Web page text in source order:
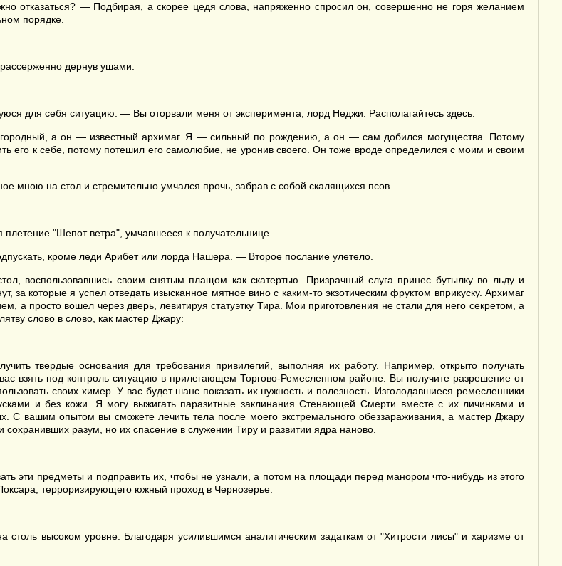
отказаться? — Подбирая, а скорее цедя слова, напряженно спросил он, совершенно не горя желанием
порядке.
дернув ушами.
для себя ситуацию. — Вы оторвали меня от эксперимента, лорд Неджи. Располагайтесь здесь.
а он — известный архимаг. Я — сильный по рождению, а он — сам добился могущества. Потому
его к себе, потому потешил его самолюбие, не уронив своего. Он тоже вроде определился с моим и своим
мною на стол и стремительно умчался прочь, забрав с собой скалящихся псов.
"Шепот ветра", умчавшееся к получательнице.
кроме леди Арибет или лорда Нашера. — Второе послание улетело.
воспользовавшись своим снятым плащом как скатертью. Призрачный слуга принес бутылку во льду и
которые я успел отведать изысканное мятное вино с каким-то экзотическим фруктом вприкуску. Архимаг
а просто вошел через дверь, левитируя статуэтку Тира. Мои приготовления не стали для него секретом, а
слово в слово, как мастер Джару:
твердые основания для требования привилегий, выполняя их работу. Например, открыто получать
взять под контроль ситуацию в прилегающем Торгово-Ремесленном районе. Вы получите разрешение от
своих химер. У вас будет шанс показать их нужность и полезность. Изголодавшиеся ремесленники
и без кожи. Я могу выжигать паразитные заклинания Стенающей Смерти вместе с их личинками и
С вашим опытом вы сможете лечить тела после моего экстремального обеззараживания, а мастер Джару
разум, но их спасение в служении Тиру и развитии ядра наново.
эти предметы и подправить их, чтобы не узнали, а потом на площади перед манором что-нибудь из этого
терроризирующего южный проход в Чернозерье.
высоком уровне. Благодаря усилившимся аналитическим задаткам от "Хитрости лисы" и харизме от